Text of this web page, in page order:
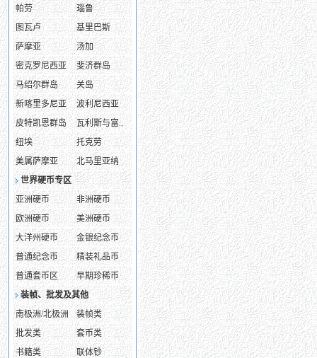
帕劳
瑙鲁
图瓦卢
基里巴斯
萨摩亚
汤加
密克罗尼西亚
斐济群岛
马绍尔群岛
关岛
新喀里多尼亚
波利尼西亚
皮特凯恩群岛
瓦利斯与富..
纽埃
托克劳
美属萨摩亚
北马里亚纳
世界硬币专区
亚洲硬币
非洲硬币
欧洲硬币
美洲硬币
大洋州硬币
金银纪念币
普通纪念币
精装礼品币
普通套币区
早期珍稀币
装帧、批发及其他
南极洲/北极洲
装帧类
批发类
套币类
书籍类
联体钞